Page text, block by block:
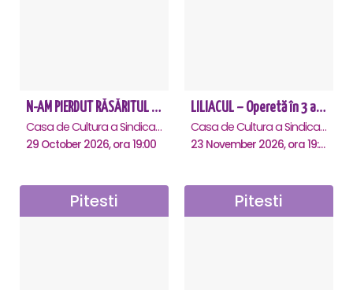
N-AM PIERDUT RĂSĂRITUL – AURELIAN TEMISAN LIVE TOUR - Pitesti
Casa de Cultura a Sindicatelor , Pitesti
29 October 2026, ora 19:00
LILIACUL – Operetă în 3 acte - Pitesti
Casa de Cultura a Sindicatelor , Pitesti
23 November 2026, ora 19:00
Pitesti Pitesti